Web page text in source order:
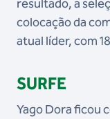
resultado, a
colocação da
atual líder, com
SURFE
Yago Dora ficou